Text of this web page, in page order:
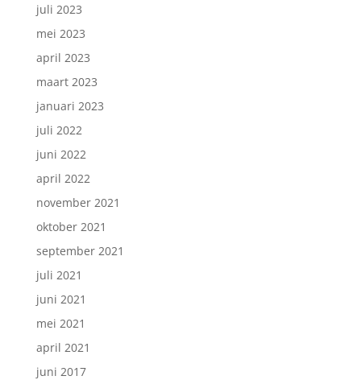
juli 2023
mei 2023
april 2023
maart 2023
januari 2023
juli 2022
juni 2022
april 2022
november 2021
oktober 2021
september 2021
juli 2021
juni 2021
mei 2021
april 2021
juni 2017